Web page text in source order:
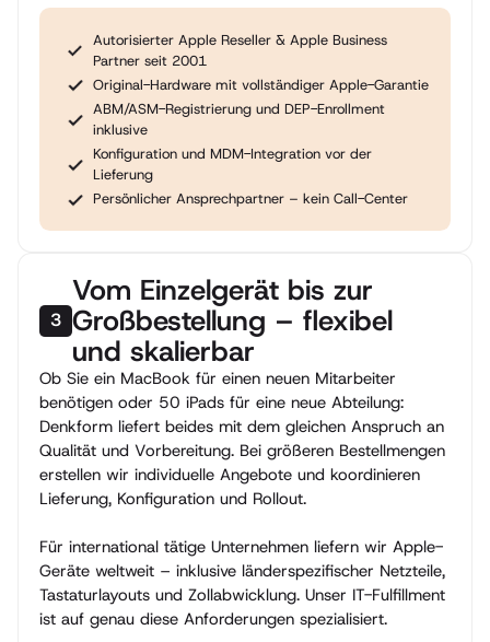
Autorisierter Apple Reseller & Apple Business
Partner seit 2001
Original-Hardware mit vollständiger Apple-Garantie
ABM/ASM-Registrierung und DEP-Enrollment
inklusive
Konfiguration und MDM-Integration vor der
Lieferung
Persönlicher Ansprechpartner – kein Call-Center
3
Vom Einzelgerät bis zur
Großbestellung – flexibel
und skalierbar
Ob Sie ein MacBook für einen neuen Mitarbeiter
benötigen oder 50 iPads für eine neue Abteilung:
Denkform liefert beides mit dem gleichen Anspruch an
Qualität und Vorbereitung. Bei größeren Bestellmengen
erstellen wir individuelle Angebote und koordinieren
Lieferung, Konfiguration und Rollout.
Für international tätige Unternehmen liefern wir Apple-
Geräte weltweit – inklusive länderspezifischer Netzteile,
Tastaturlayouts und Zollabwicklung. Unser IT-Fulfillment
ist auf genau diese Anforderungen spezialisiert.